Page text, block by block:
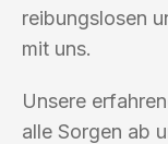
reibungslosen
mit uns.
Unsere
alle Sorgen ab